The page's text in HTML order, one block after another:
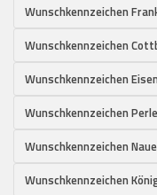
Wunschkennzeichen
Wunschkennzeichen
Wunschkennzeichen
Wunschkennzeichen
Wunschkennzeichen
Wunschkennzeichen